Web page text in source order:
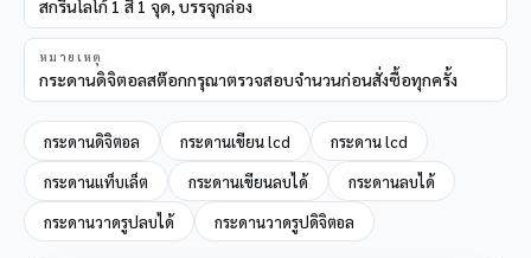
สกรีนโลโก้ 1 สี 1 จุด, บรรจุกล่อง
หมายเหตุ
กระดานดิจิตอลสต๊อกกรุณาตรวจสอบจำนวนก่อนสั่งซื้อทุกครั้ง
กระดานดิจิตอล กระดานเขียน lcd
กระดาน lcd
กระดานแท็บเล็ต
กระดานเขียนลบได้
กระดานลบได้
กระดานวาดรูปลบได้
กระดานวาดรูปดิจิตอล